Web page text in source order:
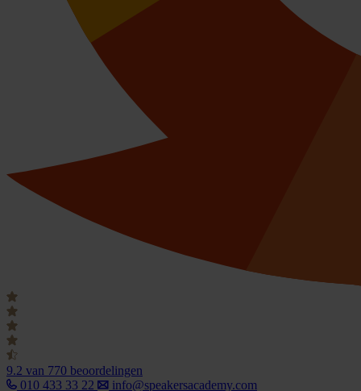
9.2 van 770 beoordelingen
010 433 33 22
info@speakersacademy.com